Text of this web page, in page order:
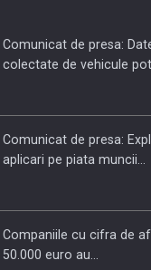
PUTTING ROMANIAN
Comunicat de presa:
colectate de vehicule pot
Comunicat de presa:
aplicari pe piata muncii…
Companiile cu cifra de
50.000 euro au…